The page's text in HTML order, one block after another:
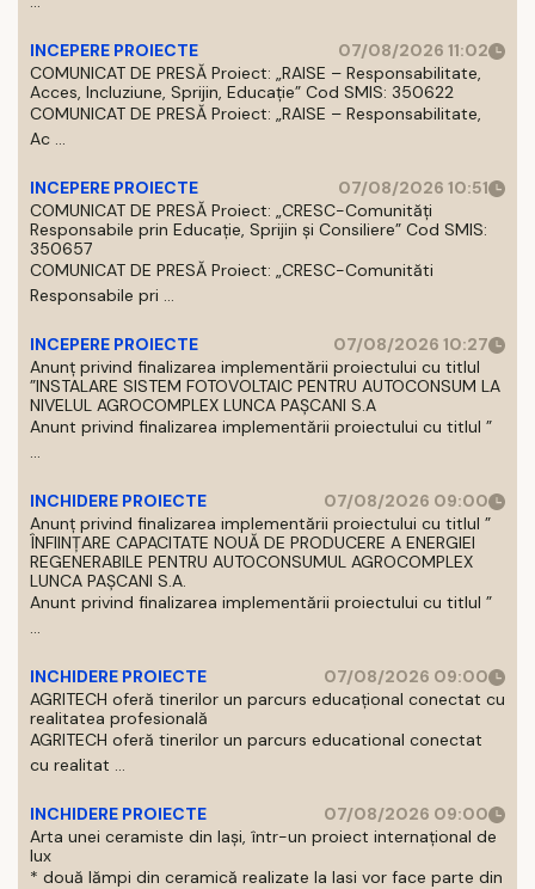
INCEPERE PROIECTE
07/08/2026 11:02
COMUNICAT DE PRESĂ Proiect: „RAISE – Responsabilitate,
Acces, Incluziune, Sprijin, Educație” Cod SMIS: 350622
COMUNICAT DE PRESĂ Proiect: „RAISE – Responsabilitate,
Ac ...
INCEPERE PROIECTE
07/08/2026 10:51
COMUNICAT DE PRESĂ Proiect: „CRESC-Comunități
Responsabile prin Educație, Sprijin și Consiliere” Cod SMIS:
350657
COMUNICAT DE PRESĂ Proiect: „CRESC-Comunităti
Responsabile pri ...
INCEPERE PROIECTE
07/08/2026 10:27
Anunț privind finalizarea implementării proiectului cu titlul
”INSTALARE SISTEM FOTOVOLTAIC PENTRU AUTOCONSUM LA
NIVELUL AGROCOMPLEX LUNCA PAȘCANI S.A
Anunt privind finalizarea implementării proiectului cu titlul ”
...
INCHIDERE PROIECTE
07/08/2026 09:00
Anunț privind finalizarea implementării proiectului cu titlul ”
ÎNFIINȚARE CAPACITATE NOUĂ DE PRODUCERE A ENERGIEI
REGENERABILE PENTRU AUTOCONSUMUL AGROCOMPLEX
LUNCA PAȘCANI S.A.
Anunt privind finalizarea implementării proiectului cu titlul ”
...
INCHIDERE PROIECTE
07/08/2026 09:00
AGRITECH oferă tinerilor un parcurs educațional conectat cu
realitatea profesională
AGRITECH oferă tinerilor un parcurs educational conectat
cu realitat ...
INCHIDERE PROIECTE
07/08/2026 09:00
Arta unei ceramiste din Iași, într-un proiect internațional de
lux
* două lămpi din ceramică realizate la Iasi vor face parte din